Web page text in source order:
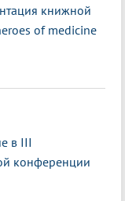
книжной
of medicine
в III
конференции